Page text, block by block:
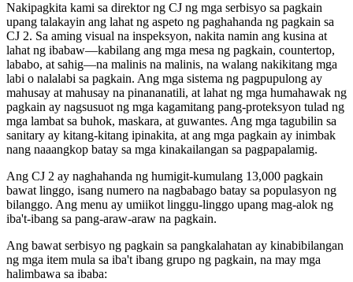
Nakipagkita kami sa direktor ng CJ ng mga serbisyo sa pagkain
upang talakayin ang lahat ng aspeto ng paghahanda ng pagkain sa
CJ 2. Sa aming visual na inspeksyon, nakita namin ang kusina at
lahat ng ibabaw—kabilang ang mga mesa ng pagkain, countertop,
lababo, at sahig—na malinis na malinis, na walang nakikitang mga
labi o nalalabi sa pagkain. Ang mga sistema ng pagpupulong ay
mahusay at mahusay na pinananatili, at lahat ng mga humahawak ng
pagkain ay nagsusuot ng mga kagamitang pang-proteksyon tulad ng
mga lambat sa buhok, maskara, at guwantes. Ang mga tagubilin sa
sanitary ay kitang-kitang ipinakita, at ang mga pagkain ay inimbak
nang naaangkop batay sa mga kinakailangan sa pagpapalamig.
Ang CJ 2 ay naghahanda ng humigit-kumulang 13,000 pagkain
bawat linggo, isang numero na nagbabago batay sa populasyon ng
bilanggo. Ang menu ay umiikot linggu-linggo upang mag-alok ng
iba't-ibang sa pang-araw-araw na pagkain.
Ang bawat serbisyo ng pagkain sa pangkalahatan ay kinabibilangan
ng mga item mula sa iba't ibang grupo ng pagkain, na may mga
halimbawa sa ibaba: